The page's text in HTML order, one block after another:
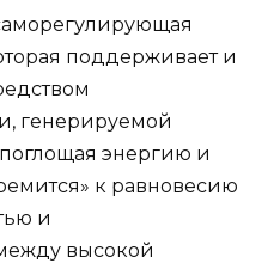
поддерживает и
генерируемой
энергию и
к равновесию
и
высокой